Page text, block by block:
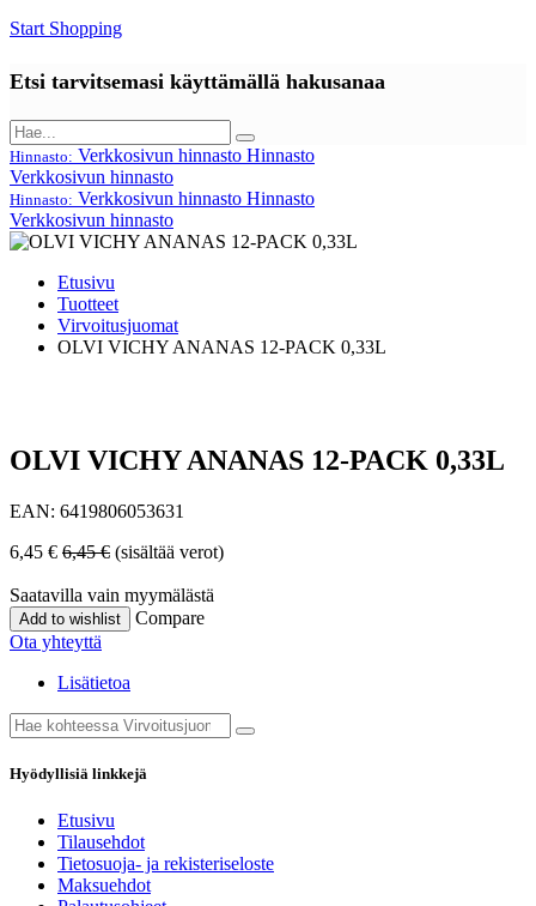
Start Shopping
Etsi tarvitsemasi käyttämällä hakusanaa
Hinnasto: Verkkosivun hinnasto Hinnasto
Verkkosivun hinnasto
Hinnasto: Verkkosivun hinnasto Hinnasto
Verkkosivun hinnasto
Etusivu
Tuotteet
Virvoitusjuomat
OLVI VICHY ANANAS 12-PACK 0,33L
OLVI VICHY ANANAS 12-PACK 0,33L
EAN: 6419806053631
6,45 € 6,45€ (sisältää verot)
Saatavilla vain myymälästä
Add to wishlist
Compare
Ota yhteyttä
Lisätietoa
Hyödyllisiä linkkejä
Etusivu
Tilausehdot
Tietosuoja- ja rekisteriseloste
Maksuehdot